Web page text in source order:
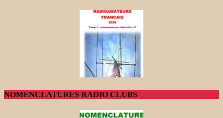
NOMENCLATURES RADIO CLUBS